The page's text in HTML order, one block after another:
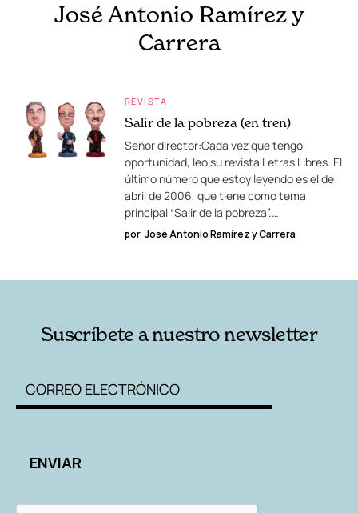
José Antonio Ramírez y
Carrera
REVISTA
Salir de la pobreza (en tren)
Señor director:Cada vez que tengo
oportunidad, leo su revista Letras Libres. El
último número que estoy leyendo es el de
abril de 2006, que tiene como tema
principal “Salir de la pobreza”.…
por José Antonio Ramírez y Carrera
Suscríbete a nuestro newsletter